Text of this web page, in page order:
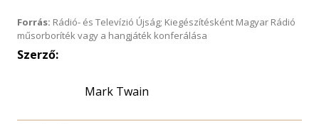
Forrás: Rádió- és Televízió Újság; Kiegészítésként Magyar Rádió
műsorboríték vagy a hangjáték konferálása
Szerző:
Mark Twain